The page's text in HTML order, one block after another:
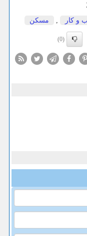
و كار , مسكن
(0)